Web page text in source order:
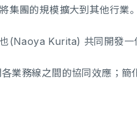
團的規模擴大到其他行業。
(Naoya Kurita) 共同開發一
業務線之間的協同效應；簡